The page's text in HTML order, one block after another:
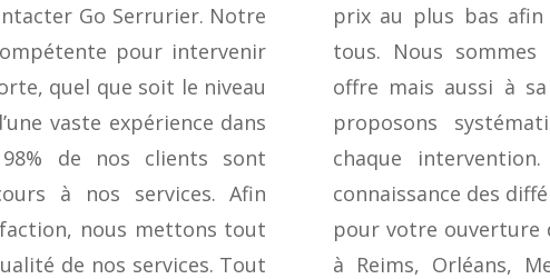
Go Serrurier. Notre
pour intervenir
quel que soit le niveau
vaste expérience dans
de nos clients sont
à nos services. Afin
nous mettons tout
de nos services. Tout
prix au plus bas
tous. Nous
offre mais aussi à
proposons
chaque
connaissance des
pour votre ouverture
à Reims, Orléans,